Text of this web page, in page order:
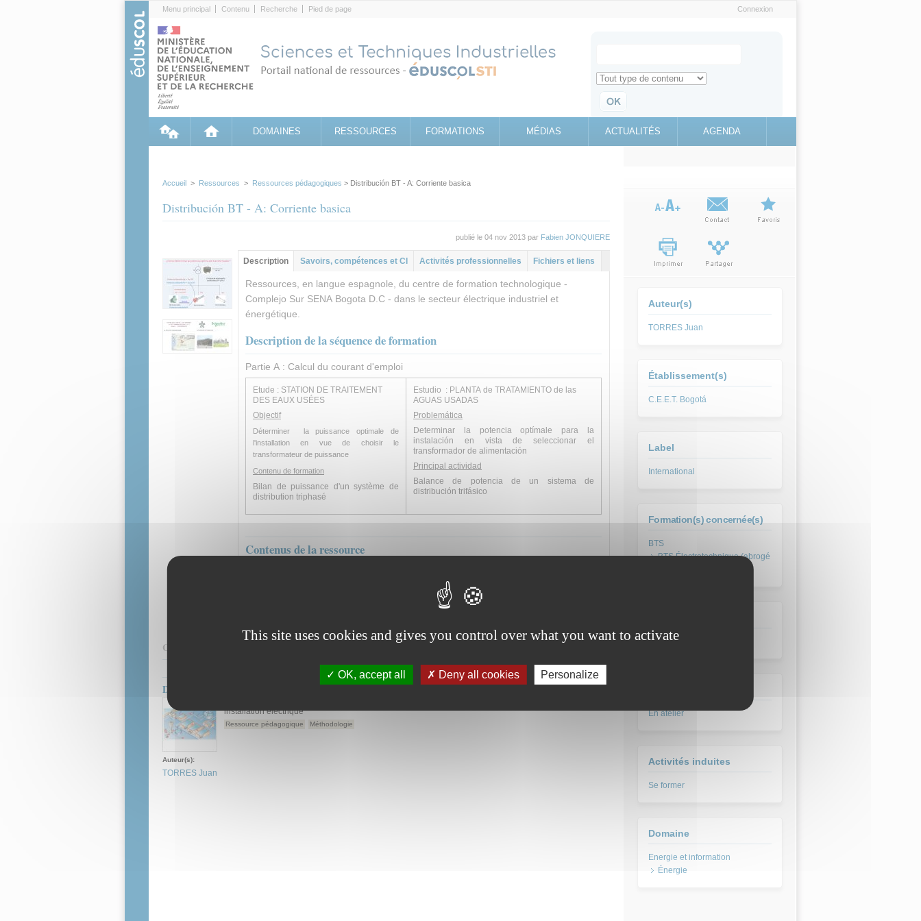
Menu principal Contenu Recherche Pied de page Connexion
Search for
Retrouvez toute l'information sur le site education.gouv.fr
DOMAINES RESSOURCES FORMATIONS MÉDIAS ACTUALITÉS AGENDA
Accueil > Ressources > Ressources pédagogiques > Distribución BT - A: Corriente basica
Distribución BT - A: Corriente basica
publié le 04 nov 2013 par Fabien JONQUIERE
Contenu principal
Description (onglet
actif)
Savoirs, compétences et CI Activités professionnelles Fichiers et liens
Ressources, en langue espagnole, du centre de formation technologique -
Complejo Sur SENA Bogota D.C - dans le secteur électrique industriel et
énergétique.
Description de la séquence de formation
Partie A : Calcul du courant d'emploi
Etude : STATION DE TRAITEMENT
DES EAUX USÉES
Objectif
Déterminer la puissance optimale de
l'installation en vue de choisir le
transformateur de puissance
Contenu de formation
Bilan de puissance d'un système de
distribution triphasé
Estudio : PLANTA de TRATAMIENTO de las
AGUAS USADAS
Problemática
Determinar la potencia optímale para la
instalación en vista de seleccionar el
transformador de alimentación
Principal actividad
Balance de potencia de un sistema de
distribución trifásico
Contenus de la ressource
Diaporama sur la méthode de dimensionnement
Contenus associés
Distribution BT - Distribución BT
installation électrique
Ressource pédagogique Méthodologie
Auteur(s):
TORRES Juan
Auteur(s)
TORRES Juan
Établissement(s)
C.E.E.T. Bogotá
Label
International
Formation(s) concernée(s)
BTS Électrotechnique (abrogé
Méthodologie
En atelier
Activités induites
Se former
Domaine
Énergie
This site uses cookies and gives you control over what you want to activate
OK, accept all Deny all cookies Personalize